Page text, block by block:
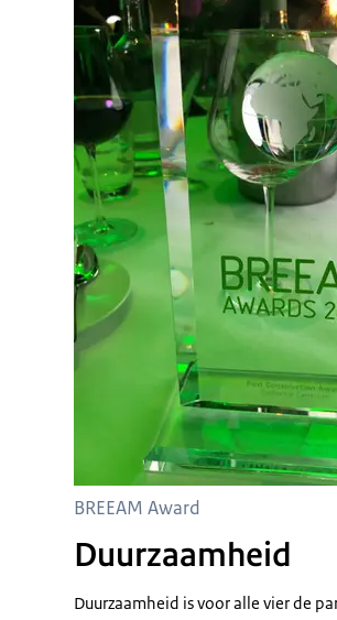
BREEAM Award
Duurzaamheid
Duurzaamheid is voor alle vier de